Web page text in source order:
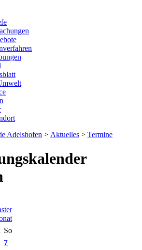
Adelshofen > Aktuelles > Termine
So
7